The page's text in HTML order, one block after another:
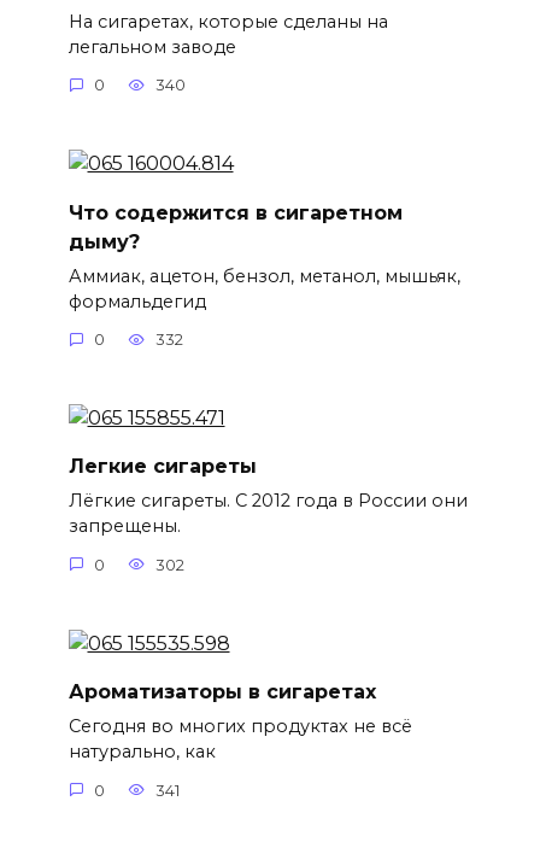
На сигаретах, которые сделаны на
легальном заводе
0 340
Что содержится в сигаретном
дыму?
Аммиак, ацетон, бензол, метанол, мышьяк,
формальдегид
0 332
Легкие сигареты
Лёгкие сигареты. С 2012 года в России они
запрещены.
0 302
Ароматизаторы в сигаретах
Сегодня во многих продуктах не всё
натурально, как
0 341